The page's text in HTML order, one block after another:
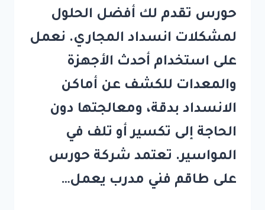
حورس تقدم لك أفضل الحلول
لمشكلات انسداد المجاري. نعمل
على استخدام أحدث الأجهزة
والمعدات للكشف عن أماكن
الانسداد بدقة، ومعالجتها دون
الحاجة إلى تكسير أو تلف في
المواسير. تعتمد شركة حورس
على طاقم فني مدرب يعمل…